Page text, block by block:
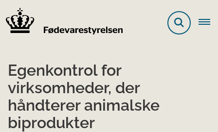
Egenkontrol for
virksomheder, der
håndterer animalske
biprodukter